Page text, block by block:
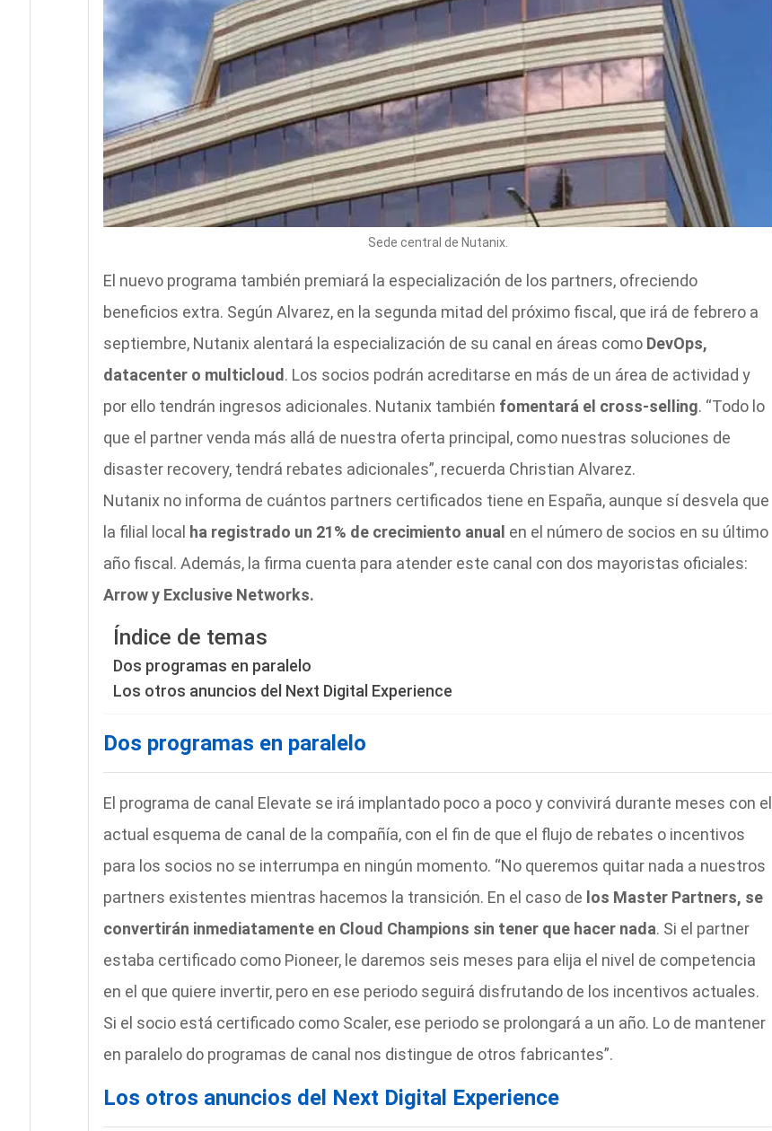
Sede central de Nutanix.
El nuevo programa también premiará la especialización de los partners, ofreciendo
beneficios extra. Según Alvarez, en la segunda mitad del próximo fiscal, que irá de febrero a
septiembre, Nutanix alentará la especialización de su canal en áreas como DevOps,
datacenter o multicloud. Los socios podrán acreditarse en más de un área de actividad y
por ello tendrán ingresos adicionales. Nutanix también fomentará el cross-selling. “Todo lo
que el partner venda más allá de nuestra oferta principal, como nuestras soluciones de
disaster recovery, tendrá rebates adicionales”, recuerda Christian Alvarez.
Nutanix no informa de cuántos partners certificados tiene en España, aunque sí desvela que
la filial local ha registrado un 21% de crecimiento anual en el número de socios en su último
año fiscal. Además, la firma cuenta para atender este canal con dos mayoristas oficiales:
Arrow y Exclusive Networks.
Índice de temas
Dos programas en paralelo
Los otros anuncios del Next Digital Experience
Dos programas en paralelo
El programa de canal Elevate se irá implantado poco a poco y convivirá durante meses con el
actual esquema de canal de la compañía, con el fin de que el flujo de rebates o incentivos
para los socios no se interrumpa en ningún momento. “No queremos quitar nada a nuestros
partners existentes mientras hacemos la transición. En el caso de los Master Partners, se
convertirán inmediatamente en Cloud Champions sin tener que hacer nada. Si el partner
estaba certificado como Pioneer, le daremos seis meses para elija el nivel de competencia
en el que quiere invertir, pero en ese periodo seguirá disfrutando de los incentivos actuales.
Si el socio está certificado como Scaler, ese periodo se prolongará a un año. Lo de mantener
en paralelo do programas de canal nos distingue de otros fabricantes”.
Los otros anuncios del Next Digital Experience